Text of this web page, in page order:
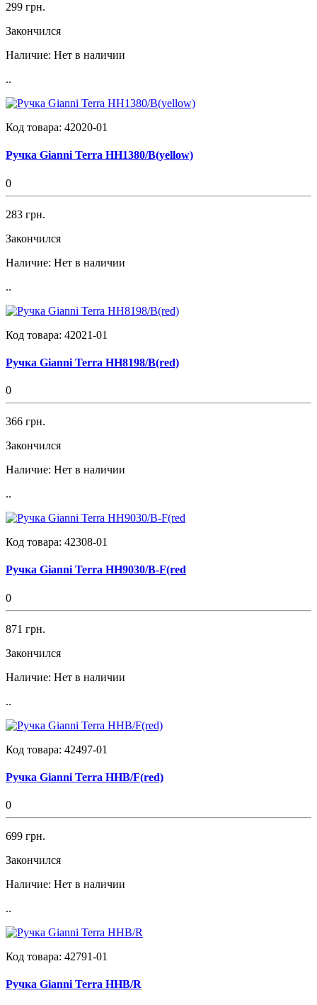
299 грн.
Закончился
Наличие: Нет в наличии
..
Код товара: 42020-01
Ручка Gianni Terra HH1380/B(yellow)
0
283 грн.
Закончился
Наличие: Нет в наличии
..
Код товара: 42021-01
Ручка Gianni Terra HH8198/B(red)
0
366 грн.
Закончился
Наличие: Нет в наличии
..
Код товара: 42308-01
Ручка Gianni Terra HH9030/B-F(red
0
871 грн.
Закончился
Наличие: Нет в наличии
..
Код товара: 42497-01
Ручка Gianni Terra HHB/F(red)
0
699 грн.
Закончился
Наличие: Нет в наличии
..
Код товара: 42791-01
Ручка Gianni Terra HHB/R